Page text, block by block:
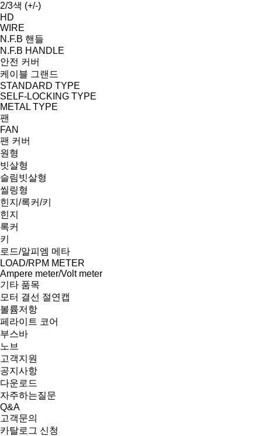
2/3색 (+/-)
HD
WIRE
N.F.B 핸들
N.F.B HANDLE
안전 커버
케이블 그랜드
STANDARD TYPE
SELF-LOCKING TYPE
METAL TYPE
팬
FAN
팬 커버
원형
빗살형
슬림빗살형
씰링형
힌지/록커/키
힌지
록커
키
로드/알피엠 메타
LOAD/RPM METER
Ampere meter/Volt meter
기타 품목
모터 결선 절연캡
볼륨저항
페라이트 코어
부스바
노브
고객지원
공지사항
다운로드
자주하는질문
Q&A
고객문의
카탈로그 신청